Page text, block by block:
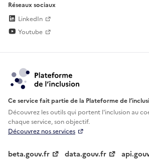
Réseaux sociaux
LinkedIn
Youtube
Ce service fait partie de la Plateforme de
Découvrez les outils qui portent l'inclusion au
chaque service, son objectif.
Découvrez nos services
beta.gouv.fr data.gouv.fr